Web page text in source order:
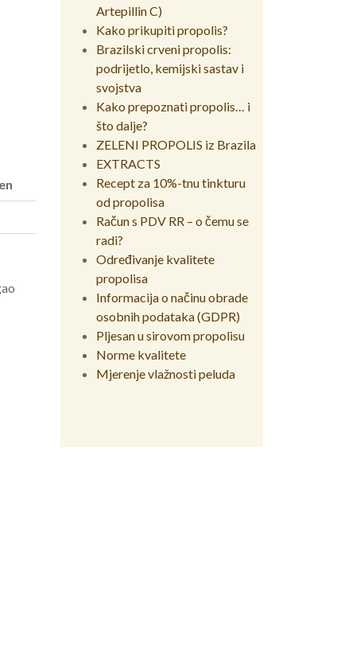
Artepillin C)
Kako prikupiti propolis?
Brazilski crveni propolis:
podrijetlo, kemijski sastav i
svojstva
Kako prepoznati propolis… i
što dalje?
ZELENI PROPOLIS iz Brazila
EXTRACTS
Recept za 10%-tnu tinkturu
od propolisa
Račun s PDV RR – o čemu se
radi?
Određivanje kvalitete
propolisa
Informacija o načinu obrade
osobnih podataka (GDPR)
Pljesan u sirovom propolisu
Norme kvalitete
Mjerenje vlažnosti peluda